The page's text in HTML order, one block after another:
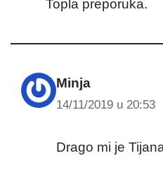
Topla preporuka.
Minja
14/11/2019 u 20:53
Drago mi je